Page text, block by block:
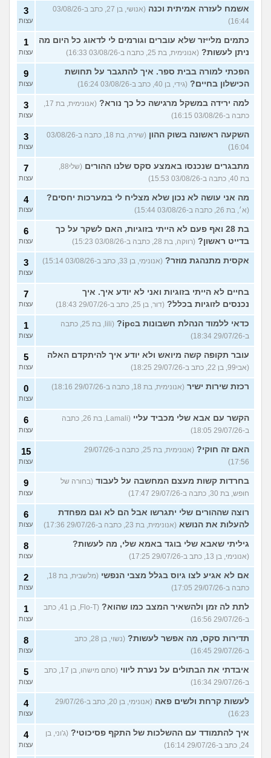
אשמח לעזרה אמיתית וכנה
(אנושי, בן 27, כתב ב-03/08/26
16:44)
3
עצות
כתמים מלייזר שלא עוברים וגורמים לי לדאוג כל היום מה
ניתן לעשות? (אנונימית, בת 25, כתבה ב-03/08/26 16:33)
1
עצות
הפכתי למורה בבית ספר. איך להתגבר על תחושת
הכישלון בחיים? (גידי, בן 40, כתב ב-03/08/26 16:24)
9
עצות
למה ירידה במשקל מרגישה כל כך נורא?
(אנונימית, בת 17,
כתבה ב-03/08/26 16:15)
3
עצות
השקעה ראשונה בשוק ההון
(שירה, בת 18, כתבה ב-03/08/26
16:04)
3
עצות
מתבגרים שנכנסו באמצע סקס שלנו ההורים
(שלי88,
בת 40, כתבה ב-03/08/26 15:53)
7
עצות
מה אני עושה לא נכון שלא מצליח לי במערכות יחסים?
(א׳, בת 26, כתבה ב-03/08/26 15:44)
4
עצות
בת 28 ואף פעם לא הייתי בזוגיות, האם לשקר על כך
בדייט ראשון? (רווקה, בת 28, כתבה ב-03/08/26 15:23)
6
עצות
אקסית מתנהגת מוזר? (אנונימי, בן 33, כתב ב-03/08/26 15:14) 3
עצות
בחיים לא הייתי בזוגיות ואני לא יודע איך. איך
נכנסים לזוגיות בכלל? (דור, בן 25, כתב ב-29/07/26 18:43)
7
עצות
כדאי ללמוד הנהלת חשבונות בipc?
(lili, בת 25, כתבה
ב-29/07/26 18:34)
1
עצות
עובר תקופה קשה מיואש ולא יודע איך להיתקדם האלה
(אבי99, בן 22, כתב ב-29/07/26 18:25)
5
עצות
רכזת שירות ישיר (אנונימית, בת 18, כתבה ב-29/07/26 18:16) 0
עצות
הקשר עם אבא שלי מכביד עליי
(Lamali, בת 26, כתבה
ב-29/07/26 18:05)
6
עצות
האם זה חוקי?
(אנונימית, בת 25, כתבה ב-29/07/26
17:56)
15
עצות
בחרדות קשות מעצם המחשבה על לעבוד (בחורה של
חופש, בת 30, כתבה ב-29/07/26 17:47)
9
עצות
רוצה שההורים שלי יתגרשו אבל הם לא וגם מפחדת
להעלות את הנושא (אנונימית, בת 23, כתבה ב-29/07/26 17:36)
6
עצות
גיליתי שאבא שלי בוגד באמא שלי, מה לעשות?
(אנונימי, בן 13, כתב ב-29/07/26 17:25)
8
עצות
אם לא אגיע לצו גיוס בגלל מצבי הנפשי
(מלשבית, בת 18,
כתבה ב-29/07/26 17:05)
2
עצות
לתת לה זמן ולהשאיר המצב כמו שהוא?
(Flo-T, בן 41, כתב
ב-29/07/26 16:56)
1
עצות
תדירות סקס, מה אפשר לעשות?
(נשוי, בן 28, כתב
ב-29/07/26 16:45)
8
עצות
איבדתי את הבתולים על נערת ליווי
(סתם מישהו, בן 17, כתב
ב-29/07/26 16:34)
5
עצות
לעשות קרחת ולשים פאה
(אנונימי, בן 20, כתב ב-29/07/26
16:23)
4
עצות
איך להתמודד עם ההשלכות של התקף פסיכוטי? (ג'וני, בן
24, כתב ב-29/07/26 16:14)
4
עצות